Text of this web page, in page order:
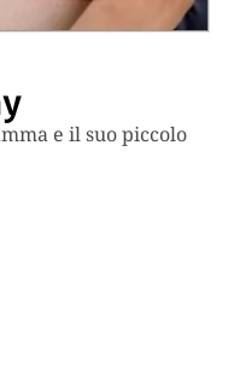
e il suo piccolo